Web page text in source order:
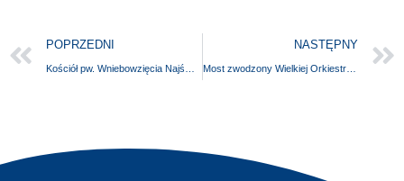
POPRZEDNI NASTĘPNY
Most zwodzony Wielkiej Orkiestry Świątecznej Pomocy